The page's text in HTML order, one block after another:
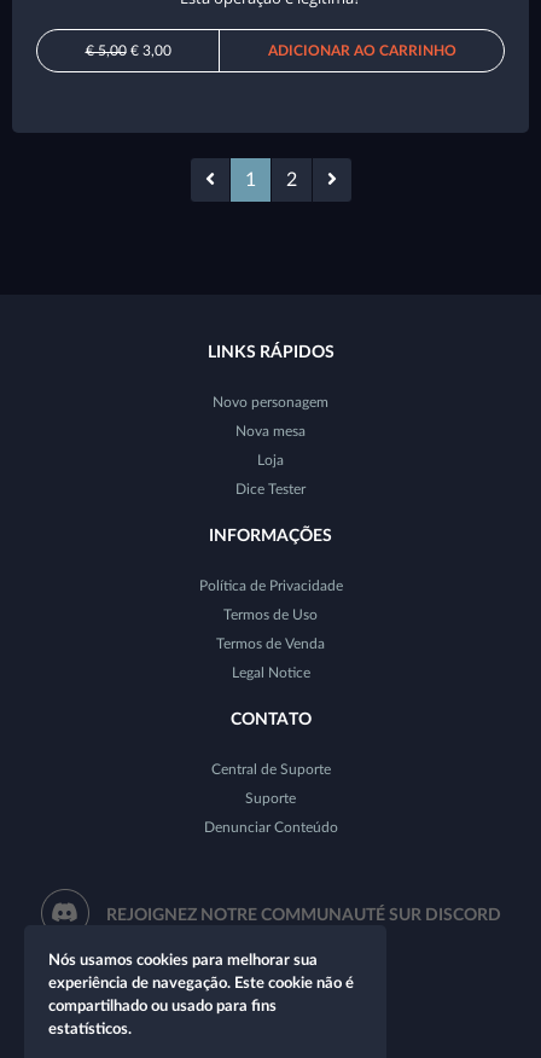
€ 5,00€ 3,00 ADICIONAR AO CARRINHO
1 2
LINKS RÁPIDOS
Novo personagem
Nova mesa
Loja
Dice Tester
INFORMAÇÕES
Política de Privacidade
Termos de Uso
Termos de Venda
Legal Notice
CONTATO
Central de Suporte
Suporte
Denunciar Conteúdo
REJOIGNEZ NOTRE COMMUNAUTÉ SUR DISCORD
Nós usamos cookies para melhorar sua
experiência de navegação. Este cookie não é
compartilhado ou usado para fins
estatísticos.